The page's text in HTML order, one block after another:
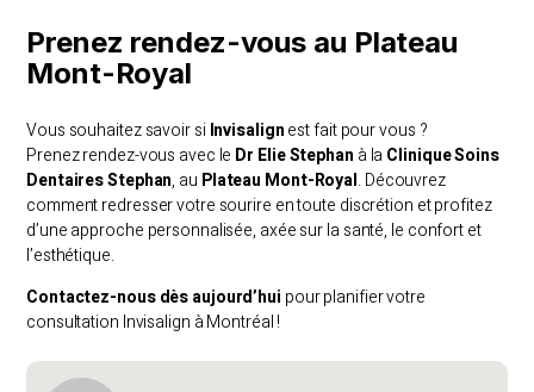
Prenez rendez-vous au Plateau
Mont-Royal
Vous souhaitez savoir siInvisalignest fait pour vous ?
Prenez rendez-vous avec le Dr Elie Stephan à la Clinique Soins
Dentaires Stephan, au Plateau Mont-Royal. Découvrez
comment redresser votre sourire en toute discrétion et profitez
d’une approche personnalisée, axée sur la santé, le confort et
l’esthétique.
Contactez-nous dès aujourd’hui pour planifier votre
consultation Invisalign à Montréal !